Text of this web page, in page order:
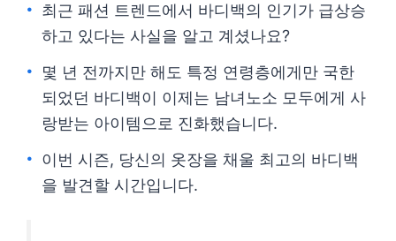
최근 패션 트렌드에서 바디백의 인기가 급상승
하고 있다는 사실을 알고 계셨나요?
몇 년 전까지만 해도 특정 연령층에게만 국한
되었던 바디백이 이제는 남녀노소 모두에게 사
랑받는 아이템으로 진화했습니다.
이번 시즌, 당신의 옷장을 채울 최고의 바디백
을 발견할 시간입니다.